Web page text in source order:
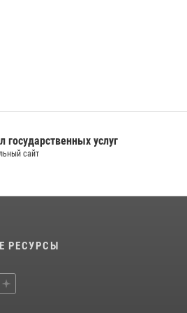
государственных услуг
сайт
РЕСУРСЫ